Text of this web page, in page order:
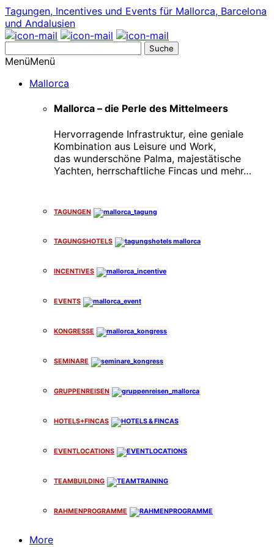
Tagungen, Incentives und Events für Mallorca, Barcelona
und Andalusien
nach:
MenüMenü
Mallorca
Mallorca – die Perle des Mittelmeers
Hervorragende Infrastruktur, eine geniale
Kombination aus Leisure und Work,
das wunderschöne Palma, majestätische
Yachten, herrschaftliche Fincas und mehr…
TAGUNGEN
TAGUNGSHOTELS
INCENTIVES
EVENTS
KONGRESSE
SEMINARE
GRUPPENREISEN
HOTELS+FINCAS
EVENTLOCATIONS
TEAMBUILDING
RAHMENPROGRAMME
More